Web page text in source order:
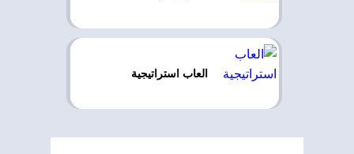
العاب استراتيجية